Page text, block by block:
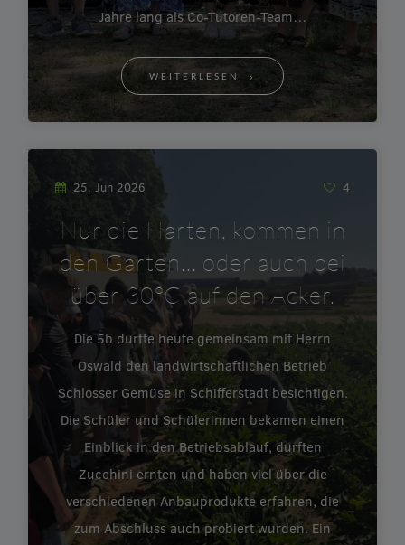
Jahre lang als Co-Tutoren-Team…
WEITERLESEN
25. Jun 2026 4
Nur die Harten, kommen in
den Garten… oder auch bei
über 30°C auf den Acker.
Die 5b durfte heute gemeinsam mit Herrn
Oswald den landwirtschaftlichen Betrieb
Schlosser Gemüse in Schifferstadt besichtigen.
Die Schüler und Schülerinnen bekamen einen
Einblick in den Betriebsablauf, durften
Zucchini ernten und haben viel über die
verschiedenen Anbauprodukte erfahren, die
zum Abschluss auch probiert wurden. Ein